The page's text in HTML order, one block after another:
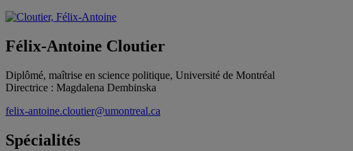
Félix-Antoine Cloutier
Diplômé, maîtrise en science politique, Université de Montréal
Directrice : Magdalena Dembinska
felix-antoine.cloutier@umontreal.ca
Spécialités